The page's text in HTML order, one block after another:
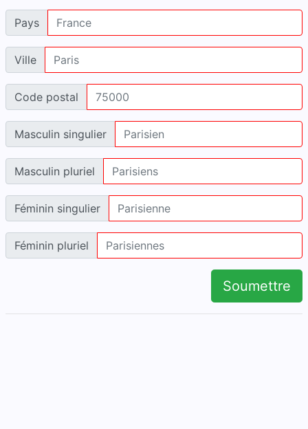
Pays
Ville
Code postal
Masculin singulier
Masculin pluriel
Féminin singulier
Féminin pluriel
Soumettre